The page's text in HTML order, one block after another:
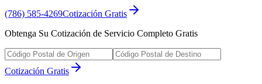
(786) 585-4269Cotización Gratis
Obtenga Su Cotización de Servicio Completo Gratis
Cotización Gratis